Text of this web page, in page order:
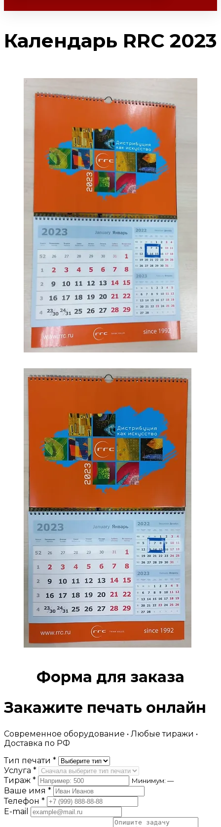
Календарь RRC 2023
Форма для заказа
Закажите печать онлайн
Современное оборудование • Любые тиражи •
Доставка по РФ
Тип печати *
Услуга *
Тираж *
Минимум: —
Ваше имя *
Телефон *
E-mail